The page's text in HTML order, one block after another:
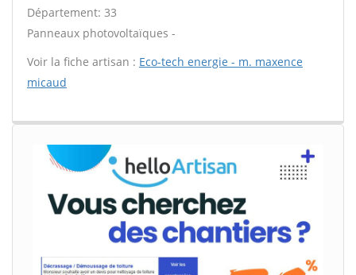
Département: 33
Panneaux photovoltaïques -
Voir la fiche artisan : Eco-tech energie - m. maxence
micaud